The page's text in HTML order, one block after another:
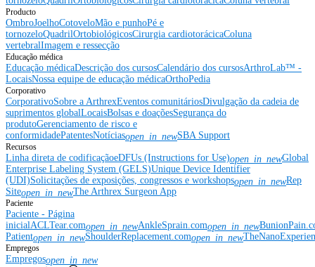
Producto
OmbroJoelhoCotoveloMão e punhoPé e
tornozeloQuadrilOrtobiológicosCirurgia cardiotorácicaColuna
vertebralImagem e ressecção
Educação médica
Educação médicaDescrição dos cursosCalendário dos cursosArthroLab™ -
LocaisNossa equipe de educação médicaOrthoPedia
Corporativo
CorporativoSobre a ArthrexEventos comunitáriosDivulgação da cadeia de
suprimentos globalLocaisBolsas e doaçõesSegurança do
produtoGerenciamento de risco e
conformidadePatentesNotíciasopen_in_newSBA Support
Recursos
Linha direta de codificaçãoeDFUs (Instructions for Use)open_in_newGlobal
Enterprise Labeling System (GELS)Unique Device Identifier
(UDI)Solicitações de exposições, congressos e workshopsopen_in_newRep
Siteopen_in_newThe Arthrex Surgeon App
Paciente
Paciente - Página
inicialACLTear.comopen_in_newAnkleSprain.comopen_in_new
Patientopen_in_newShoulderReplacement.comopen_in_new
Empregos
Empregosopen_in_new